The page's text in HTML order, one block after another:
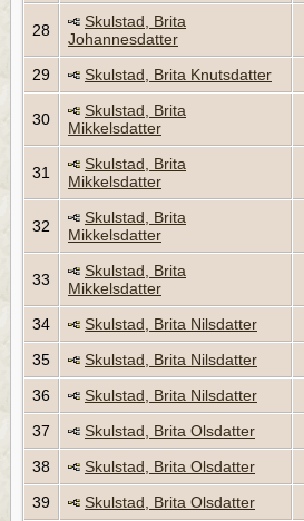
28
Skulstad, Brita
Johannesdatter
29 Skulstad, Brita Knutsdatter
30
Skulstad, Brita
Mikkelsdatter
31
Skulstad, Brita
Mikkelsdatter
32
Skulstad, Brita
Mikkelsdatter
33
Skulstad, Brita
Mikkelsdatter
34 Skulstad, Brita Nilsdatter
35
Skulstad, Brita Nilsdatter
36
Skulstad, Brita Nilsdatter
37
Skulstad, Brita Olsdatter
38
Skulstad, Brita Olsdatter
39
Skulstad, Brita Olsdatter